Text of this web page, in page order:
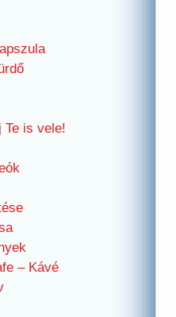
Te is vele!
– Kávé